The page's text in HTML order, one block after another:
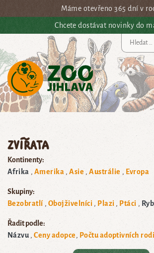
Přejít na hlavní obsahMáme otevřeno 365 dní v
Chcete dostávat novinky do
Zvířata
Kontinenty:
Afrika
Amerika Asie Austrálie Evropa
Skupiny:
Bezobratlí
Obojživelníci Plazi Ptáci
Řadit podle:
Názvu
Ceny adopce Počtu adoptivních